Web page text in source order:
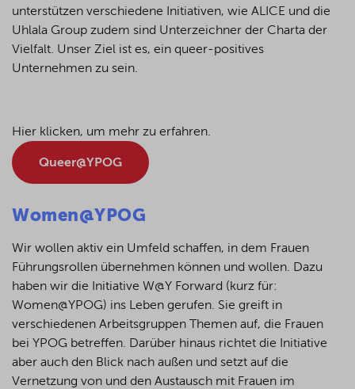
unterstützen verschiedene Initiativen, wie ALICE und die
Uhlala Group zudem sind Unterzeichner der Charta der
Vielfalt. Unser Ziel ist es, ein queer-positives
Unternehmen zu sein.
Hier klicken, um mehr zu erfahren.
Queer@YPOG
Women@YPOG
Wir wollen aktiv ein Umfeld schaffen, in dem Frauen
Führungsrollen übernehmen können und wollen. Dazu
haben wir die Initiative W@Y Forward (kurz für:
Women@YPOG) ins Leben gerufen. Sie greift in
verschiedenen Arbeitsgruppen Themen auf, die Frauen
bei YPOG betreffen. Darüber hinaus richtet die Initiative
aber auch den Blick nach außen und setzt auf die
Vernetzung von und den Austausch mit Frauen im